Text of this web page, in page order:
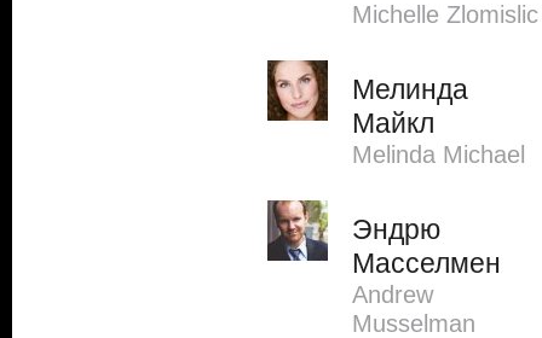
Michelle Zlomislic
Мелинда
Майкл
Melinda Michael
Эндрю
Масселмен
Andrew
Musselman